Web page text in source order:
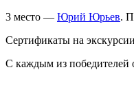
3 место — Юрий Юрьев.
Сертификаты на
С каждым из победителей